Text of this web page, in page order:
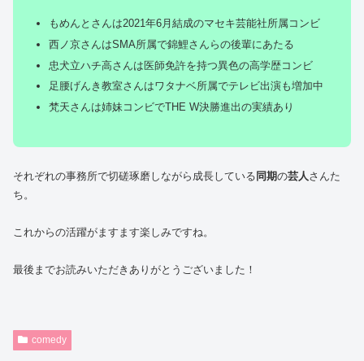
もめんとさんは2021年6月結成のマセキ芸能社所属コンビ
西ノ京さんはSMA所属で錦鯉さんらの後輩にあたる
忠犬立ハチ高さんは医師免許を持つ異色の高学歴コンビ
足腰げんき教室さんはワタナベ所属でテレビ出演も増加中
梵天さんは姉妹コンビでTHE W決勝進出の実績あり
それぞれの事務所で切磋琢磨しながら成長している同期の芸人 さんた
ち。
これからの活躍がますます楽しみですね。
最後までお読みいただきありがとうございました！
comedy